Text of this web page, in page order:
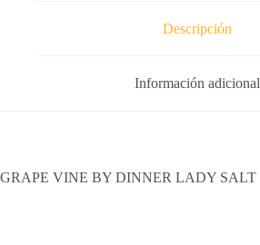
Descripción
Información adicional
GRAPE VINE BY DINNER LADY SALT